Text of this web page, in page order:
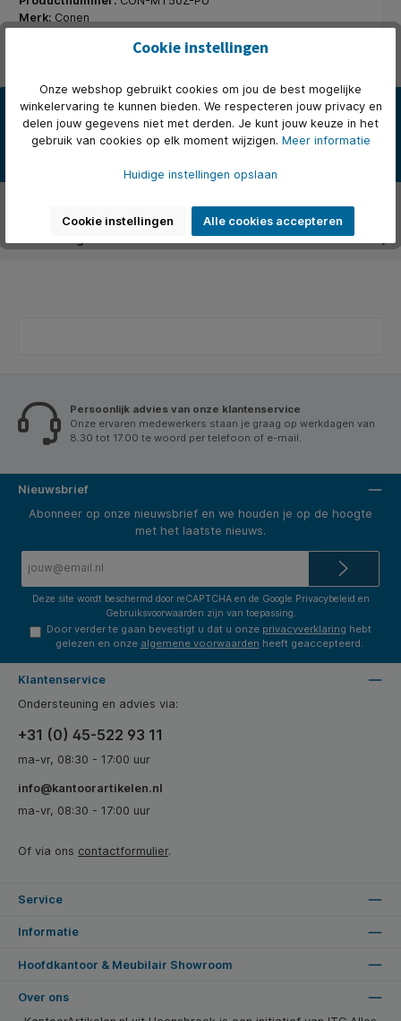
Merk: Conen
Beschrijving
Het tweepersoons studentenbureau, model MT50Z-PU, heeft een
melaminehars gecoat tafelblad met een slagvaste PU rand in RAL
Persoonlijk advies van onze klantenservice
Onze ervaren medewerkers staan je graag op werkdagen van
8.30 tot 17.00 te woord per telefoon of e-mail.
Nieuwsbrief
Abonneer op onze nieuwsbrief en we houden je op de hoogte
met het laatste nieuws.
Deze site wordt beschermd door reCAPTCHA en de Google Privacybeleid en
Gebruiksvoorwaarden zijn van toepassing.
Door verder te gaan bevestigt u dat u onze privacyverklaring hebt
gelezen en onze algemene voorwaarden heeft geaccepteerd.
Klantenservice
Ondersteuning en advies via:
+31 (0) 45-522 93 11
ma-vr, 08:30 - 17:00 uur
info@kantoorartikelen.nl
ma-vr, 08:30 - 17:00 uur
Of via ons contactformulier.
Service
Informatie
Hoofdkantoor & Meubilair Showroom
Over ons
Cookie instellingen
Onze webshop gebruikt cookies om jou de best mogelijke
winkelervaring te kunnen bieden. We respecteren jouw privacy en
delen jouw gegevens niet met derden. Je kunt jouw keuze in het
gebruik van cookies op elk moment wijzigen. Meer informatie
Huidige instellingen opslaan
Cookie instellingen Alle cookies accepteren